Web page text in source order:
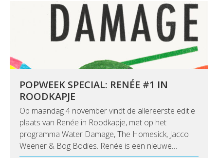
POPWEEK SPECIAL: RENÉE #1 IN
ROODKAPJE
Op maandag 4 november vindt de allereerste editie
plaats van Renée in Roodkapje, met op het
programma Water Damage, The Homesick, Jacco
Weener & Bog Bodies. Renée is een nieuwe…